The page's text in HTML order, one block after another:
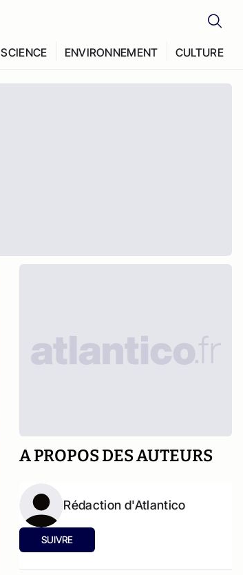
SCIENCE ENVIRONNEMENT CULTURE
A PROPOS DES AUTEURS
Rédaction d'Atlantico
SUIVRE